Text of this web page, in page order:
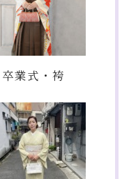
卒業式・袴